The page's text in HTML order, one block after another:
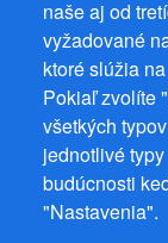
naše aj od
vyžadované
ktoré slúžia
Pokiaľ zvolíte
všetkých
jednotlivé
budúcnosti
"Nastavenia".
Prevádzkovateľ:
22